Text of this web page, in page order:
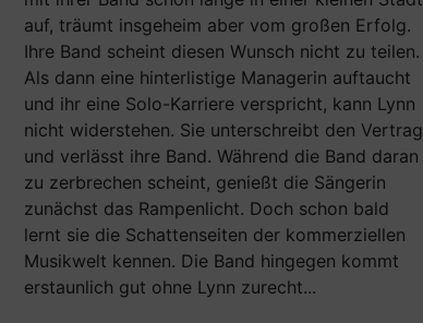
auf, träumt insgeheim aber vom großen Erfolg.
Ihre Band scheint diesen Wunsch nicht zu teilen.
Als dann eine hinterlistige Managerin auftaucht
und ihr eine Solo-Karriere verspricht, kann Lynn
nicht widerstehen. Sie unterschreibt den Vertrag
und verlässt ihre Band. Während die Band daran
zu zerbrechen scheint, genießt die Sängerin
zunächst das Rampenlicht. Doch schon bald
lernt sie die Schattenseiten der kommerziellen
Musikwelt kennen. Die Band hingegen kommt
erstaunlich gut ohne Lynn zurecht...